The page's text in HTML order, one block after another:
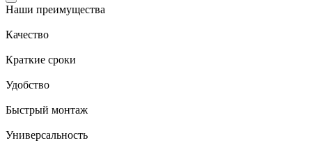
Наши преимущества
Качество
Краткие сроки
Удобство
Быстрый монтаж
Универсальность